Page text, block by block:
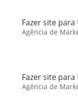
Fazer site
Agência de
Fazer site
Agência de